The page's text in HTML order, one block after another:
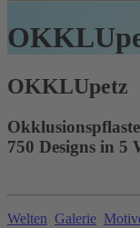
OKKLUpetz
750 Designs in 5
Welten Galerie